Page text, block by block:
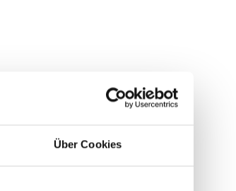
Über Cookies